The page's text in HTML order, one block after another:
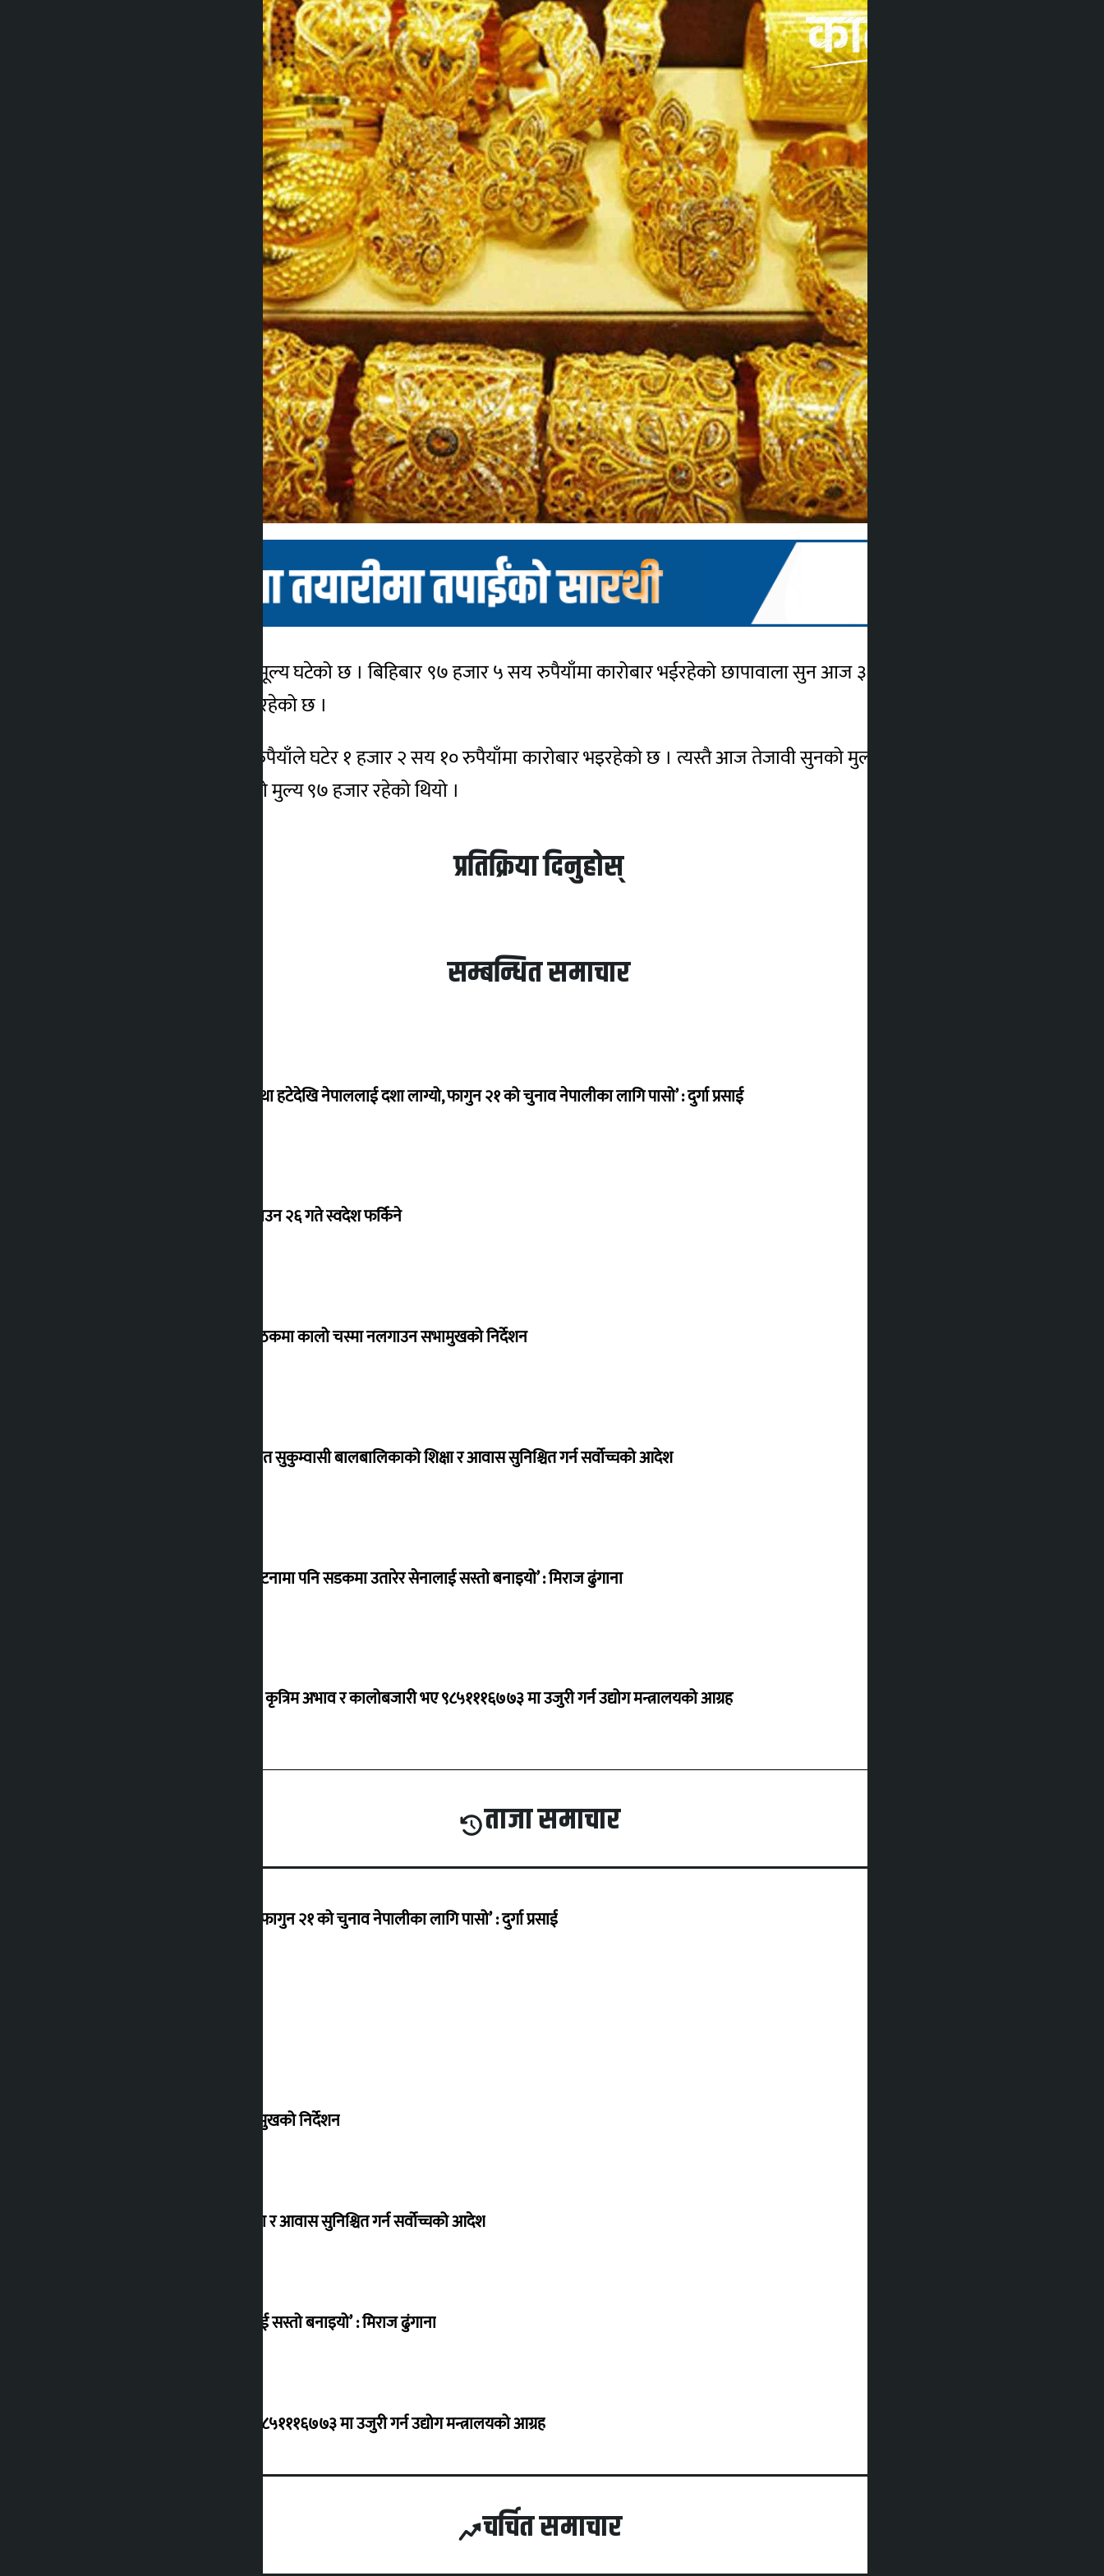
काठमाडौं । शुक्रबार सुनको मूल्य घटेको छ । बिहिबार ९७ हजार ५ सय रुपैयाँमा कारोबार भईरहेको छापावाला सुन आज ३ सय रुपैयाँले घटेर ९७ हजार
२ सय रुपैयाँमा कारोबार भईरहेको छ ।
यता चाँदीको मूल्य पनि २५ रुपैयाँले घटेर १ हजार २ सय १० रुपैयाँमा कारोबार भइरहेको छ । त्यस्तै आज तेजावी सुनको मुल्य प्रतितोला ९६ हजार ७ सय
रहेको छ भने बिशिबार यसको मुल्य ९७ हजार रहेको थियो ।
प्रतिक्रिया दिनुहोस्
सम्बन्धित समाचार
‘राजसंस्था हटेदेखि नेपाललाई दशा लाग्यो, फागुन २१ को चुनाव नेपालीका लागि पासो’ : दुर्गा प्रसाई
देउवा साउन २६ गते स्वदेश फर्किने
संसद् बैठकमा कालो चस्मा नलगाउन सभामुखको निर्देशन
विस्थापित सुकुम्वासी बालबालिकाको शिक्षा र आवास सुनिश्चित गर्न सर्वोच्चको आदेश
‘सानो घटनामा पनि सडकमा उतारेर सेनालाई सस्तो बनाइयो’ : मिराज ढुंगाना
ग्यासको कृत्रिम अभाव र कालोबजारी भए ९८५१११६७७३ मा उजुरी गर्न उद्योग मन्त्रालयको आग्रह
ताजा समाचार
‘राजसंस्था हटेदेखि नेपाललाई दशा लाग्यो, फागुन २१ को चुनाव नेपालीका लागि पासो’ : दुर्गा प्रसाई
संसद् बैठकमा कालो चस्मा नलगाउन सभामुखको निर्देशन
विस्थापित सुकुम्वासी बालबालिकाको शिक्षा र आवास सुनिश्चित गर्न सर्वोच्चको आदेश
‘सानो घटनामा पनि सडकमा उतारेर सेनालाई सस्तो बनाइयो’ : मिराज ढुंगाना
ग्यासको कृत्रिम अभाव र कालोबजारी भए ९८५१११६७७३ मा उजुरी गर्न उद्योग मन्त्रालयको आग्रह
चर्चित समाचार